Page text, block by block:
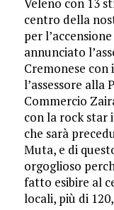
Veleno con 13
centro della
per
annunciato
Cremonese con
l’assessore alla
Commercio
con la rock star
che sarà
Muta, e di
orgoglioso
fatto esibire al
locali, più di